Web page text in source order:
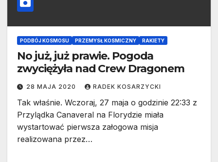
PODBÓJ KOSMOSU PRZEMYSŁ KOSMICZNY RAKIETY
No już, już prawie. Pogoda
zwyciężyła nad Crew Dragonem
28 MAJA 2020 RADEK KOSARZYCKI
Tak właśnie. Wczoraj, 27 maja o godzinie 22:33 z
Przylądka Canaveral na Florydzie miała
wystartować pierwsza załogowa misja
realizowana przez…